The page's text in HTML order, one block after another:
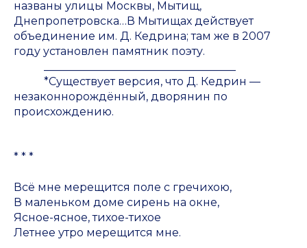
названы улицы Москвы, Мытищ,
Днепропетровска…В Мытищах действует
объединение им. Д. Кедрина; там же в 2007
году установлен памятник поэту.
*Существует версия, что Д. Кедрин —
незаконнорождённый, дворянин по
происхождению.
* * *
Всё мне мерещится поле с гречихою,
В маленьком доме сирень на окне,
Ясное-ясное, тихое-тихое
Летнее утро мерещится мне.